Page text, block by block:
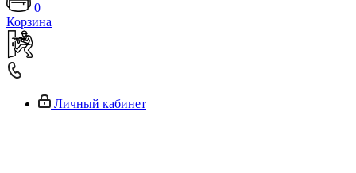
0
Корзина
Личный кабинет